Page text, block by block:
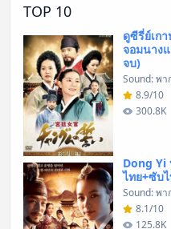
TOP 10
ดูซีรี่ย์เก
จอมนาง
จบ)
Sound: พา
8.9/10
300.8K
Dong Yi
ไทย+ซับ
Sound: พ
8.1/10
125.8K